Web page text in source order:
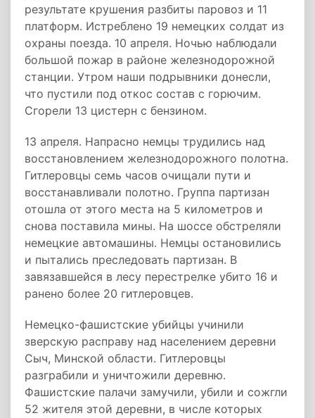
результате крушения разбиты паровоз и 11
платформ. Истреблено 19 немецких солдат из
охраны поезда. 10 апреля. Ночью наблюдали
большой пожар в районе железнодорожной
станции. Утром наши подрывники донесли,
что пустили под откос состав с горючим.
Сгорели 13 цистерн с бензином.
13 апреля. Напрасно немцы трудились над
восстановлением железнодорожного полотна.
Гитлеровцы семь часов очищали пути и
восстанавливали полотно. Группа партизан
отошла от этого места на 5 километров и
снова поставила мины. На шоссе обстреляли
немецкие автомашины. Немцы остановились
и пытались преследовать партизан. В
завязавшейся в лесу перестрелке убито 16 и
ранено более 20 гитлеровцев.
Немецко-фашистские убийцы учинили
зверскую расправу над населением деревни
Сыч, Минской области. Гитлеровцы
разграбили и уничтожили деревню.
Фашистские палачи замучили, убили и сожгли
52 жителя этой деревни, в числе которых